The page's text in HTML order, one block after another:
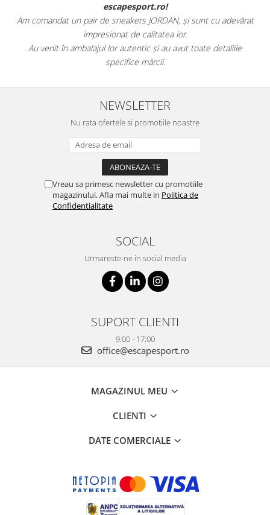
escapesport.ro!
Am comandat un pair de sneakers JORDAN, și sunt cu adevărat
impresionat de calitatea lor.
Au venit în ambalajul lor autentic și au avut toate detaliile
specifice mărcii.
NEWSLETTER
Nu rata ofertele si promotiile noastre
Vreau sa primesc newsletter cu promotiile
magazinului. Afla mai multe in Politica de
Confidentialitate
SOCIAL
Urmareste-ne in social media
SUPORT CLIENTI
9:00 - 17:00
office@escapesport.ro
MAGAZINUL MEU
CLIENTI
DATE COMERCIALE